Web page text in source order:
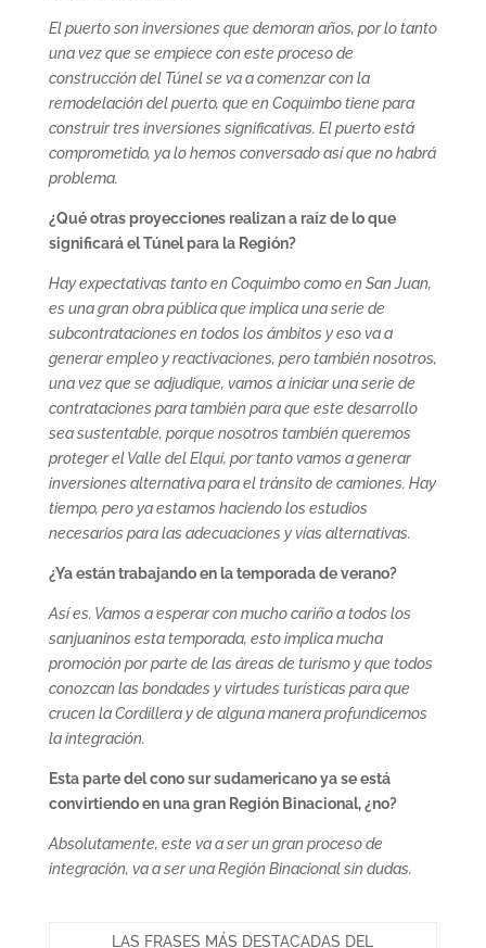
El puerto son inversiones que demoran años, por lo tanto
una vez que se empiece con este proceso de
construcción del Túnel se va a comenzar con la
remodelación del puerto, que en Coquimbo tiene para
construir tres inversiones significativas. El puerto está
comprometido, ya lo hemos conversado así que no habrá
problema.
¿Qué otras proyecciones realizan a raíz de lo que
significará el Túnel para la Región?
Hay expectativas tanto en Coquimbo como en San Juan,
es una gran obra pública que implica una serie de
subcontrataciones en todos los ámbitos y eso va a
generar empleo y reactivaciones, pero también nosotros,
una vez que se adjudique, vamos a iniciar una serie de
contrataciones para también para que este desarrollo
sea sustentable, porque nosotros también queremos
proteger el Valle del Elqui, por tanto vamos a generar
inversiones alternativa para el tránsito de camiones. Hay
tiempo, pero ya estamos haciendo los estudios
necesarios para las adecuaciones y vías alternativas.
¿Ya están trabajando en la temporada de verano?
Así es. Vamos a esperar con mucho cariño a todos los
sanjuaninos esta temporada, esto implica mucha
promoción por parte de las áreas de turismo y que todos
conozcan las bondades y virtudes turísticas para que
crucen la Cordillera y de alguna manera profundicemos
la integración.
Esta parte del cono sur sudamericano ya se está
convirtiendo en una gran Región Binacional, ¿no?
Absolutamente, este va a ser un gran proceso de
integración, va a ser una Región Binacional sin dudas.
LAS FRASES MÁS DESTACADAS DEL